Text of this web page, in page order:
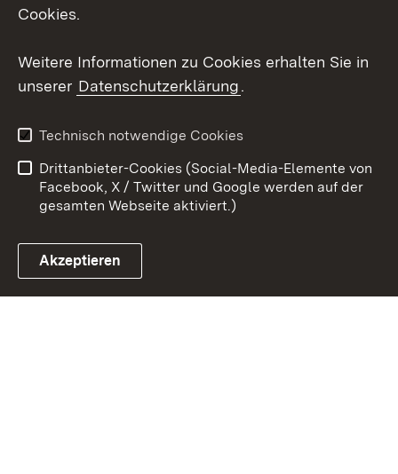
Youtube
Link zum Landesportal
Kontakt
Datenschutz
Barrierefreiheit
Impressum Cookies
Cookies.
Weitere Informationen zu Cookies erhalten Sie in
unserer Datenschutzerklärung.
Technisch notwendige Cookies
Drittanbieter-Cookies (Social-Media-Elemente von
Facebook, X / Twitter und Google werden auf der
gesamten Webseite aktiviert.)
Akzeptieren